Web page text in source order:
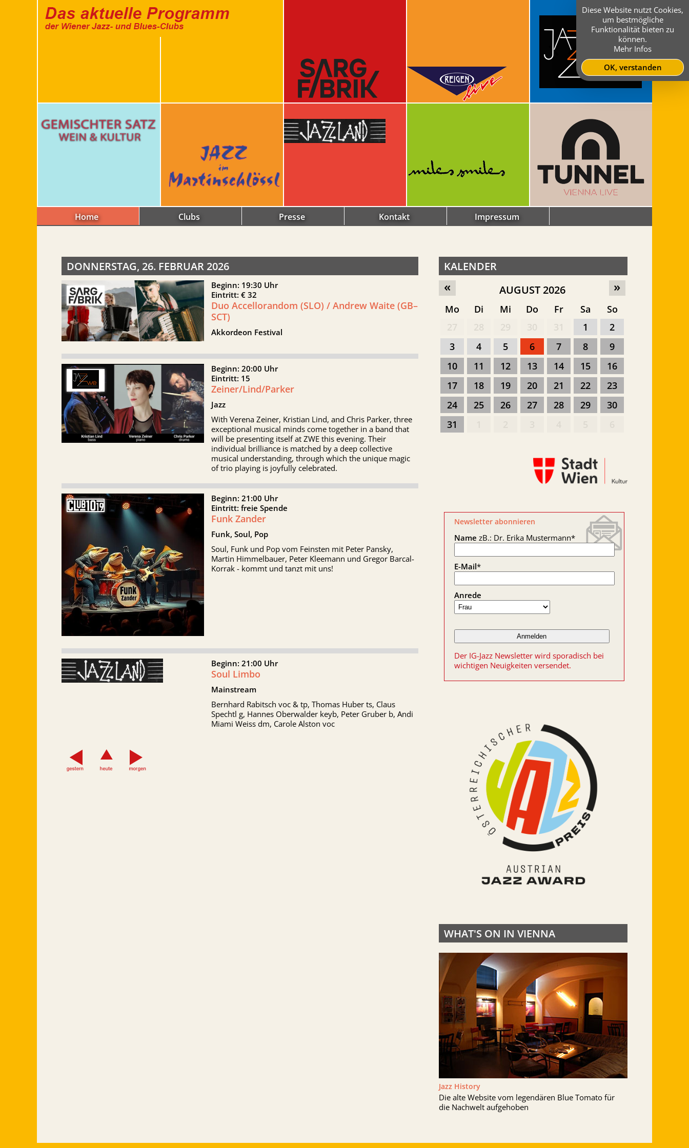
Home Clubs Presse Kontakt Impressum
DONNERSTAG, 26. FEBRUAR 2026
Beginn: 19:30 Uhr
Eintritt: € 32
Duo Accellorandom (SLO) / Andrew Waite (GB–
SCT)
Akkordeon Festival
Beginn: 20:00 Uhr
Eintritt: 15
Zeiner/Lind/Parker
Jazz
With Verena Zeiner, Kristian Lind, and Chris Parker, three
exceptional musical minds come together in a band that
will be presenting itself at ZWE this evening. Their
individual brilliance is matched by a deep collective
musical understanding, through which the unique magic
of trio playing is joyfully celebrated.
Beginn: 21:00 Uhr
Eintritt: freie Spende
Funk Zander
Funk, Soul, Pop
Soul, Funk und Pop vom Feinsten mit Peter Pansky,
Martin Himmelbauer, Peter Kleemann und Gregor Barcal-
Korrak - kommt und tanzt mit uns!
Beginn: 21:00 Uhr
Soul Limbo
Mainstream
Bernhard Rabitsch voc & tp, Thomas Huber ts, Claus
Spechtl g, Hannes Oberwalder keyb, Peter Gruber b, Andi
Miami Weiss dm, Carole Alston voc
KALENDER
»
« AUGUST 2026
Mo Di Mi Do Fr Sa
So
1
2
3
4 5 6 7 8
9
10
11 12 13 14 15
16
17
18 19 20 21 22
23
24
25 26 27 28 29
30
31
Newsletter abonnieren
Name zB.: Dr. Erika Mustermann*
E-Mail*
Anrede
Der IG-Jazz Newsletter wird sporadisch bei
wichtigen Neuigkeiten versendet.
WHAT'S ON IN VIENNA
Jazz History
Die alte Website vom legendären Blue Tomato für
die Nachwelt aufgehoben
Diese Website nutzt Cookies,
um bestmögliche
Funktionalität bieten zu
können.
Mehr Infos
OK, verstanden